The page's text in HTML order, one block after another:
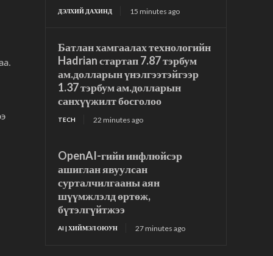
ДЭЛХИЙ ДАХИНД 15 minutes ago
Батлан хамгаалах технологийн
Hadrian стартап 7.87 тэрбум
ам.долларын үнэлгээтэйгээр
1.37 тэрбум ам.долларын
санхүүжилт босголоо
TECH 22 minutes ago
OpenAI-гийн инфлюйсэр
ашиглан явуулсан
сурталчилгааны аян
шүүмжлэлд өртөж,
бүтэлгүйтжээ
AI | ХИЙМЭЛ ОЮУН 27 minutes ago